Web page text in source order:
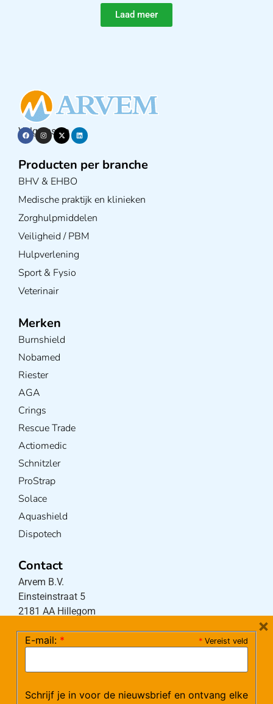
Laad meer
Volg ons op
Producten per branche
BHV & EHBO
Medische praktijk en klinieken
Zorghulpmiddelen
Veiligheid / PBM
Hulpverlening
Sport & Fysio
Veterinair
Merken
Burnshield
Nobamed
Riester
AGA
Crings
Rescue Trade
Actiomedic
Schnitzler
ProStrap
Solace
Aquashield
Dispotech
Contact
Arvem B.V.
Einsteinstraat 5
2181 AA Hillegom
(maandag – donderdag 08:30-17:15 uur / vrijdag
Mail:klantenservice@arvem.nl
* Vereist veld
E-mail: *
Schrijf je in voor de nieuwsbrief en ontvang elke
×